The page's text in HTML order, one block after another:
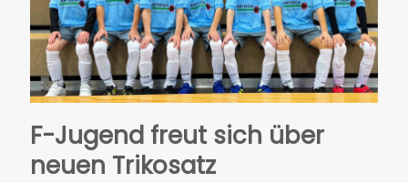
F-Jugend freut sich über
neuen Trikosatz